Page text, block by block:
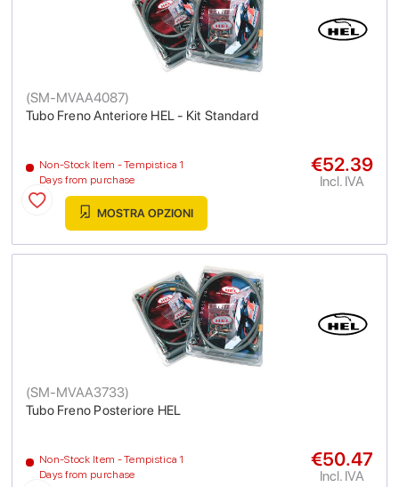
Tubo Freno Anteriore HEL - Kit Standard
(SM-MVAA4087)
Non-Stock Item - Tempistica 1
Days from purchase
€52.39
Incl. IVA
MOSTRA OPZIONI
Tubo Freno Posteriore HEL
(SM-MVAA3733)
Non-Stock Item - Tempistica 1
Days from purchase
€50.47
Incl. IVA